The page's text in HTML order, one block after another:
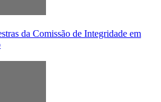
da Comissão de Integridade em